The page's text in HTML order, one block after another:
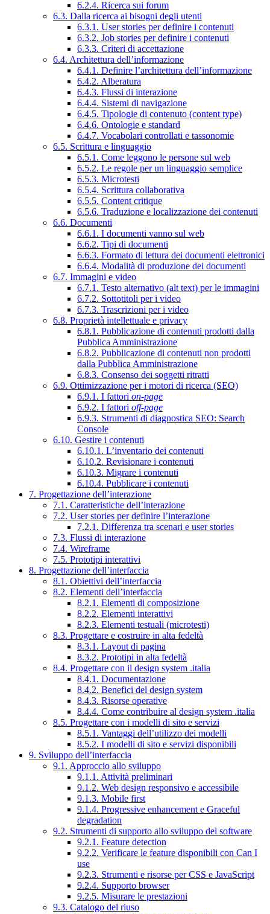
6.2.4. Ricerca sui forum
6.3. Dalla ricerca ai bisogni degli utenti
6.3.1. User stories per definire i contenuti
6.3.2. Job stories per definire i contenuti
6.3.3. Criteri di accettazione
6.4. Architettura dell’informazione
6.4.1. Definire l’architettura dell’informazione
6.4.2. Alberatura
6.4.3. Flussi di interazione
6.4.4. Sistemi di navigazione
6.4.5. Tipologie di contenuto (content type)
6.4.6. Ontologie e standard
6.4.7. Vocabolari controllati e tassonomie
6.5. Scrittura e linguaggio
6.5.1. Come leggono le persone sul web
6.5.2. Le regole per un linguaggio semplice
6.5.3. Microtesti
6.5.4. Scrittura collaborativa
6.5.5. Content critique
6.5.6. Traduzione e localizzazione dei contenuti
6.6. Documenti
6.6.1. I documenti vanno sul web
6.6.2. Tipi di documenti
6.6.3. Formato di lettura dei documenti elettronici
6.6.4. Modalità di produzione dei documenti
6.7. Immagini e video
6.7.1. Testo alternativo (alt text) per le immagini
6.7.2. Sottotitoli per i video
6.7.3. Trascrizioni per i video
6.8. Proprietà intellettuale e privacy
6.8.1. Pubblicazione di contenuti prodotti dalla
Pubblica Amministrazione
6.8.2. Pubblicazione di contenuti non prodotti
dalla Pubblica Amministrazione
6.8.3. Consenso dei soggetti ritratti
6.9. Ottimizzazione per i motori di ricerca (SEO)
6.9.1. I fattori on-page
6.9.2. I fattori off-page
6.9.3. Strumenti di diagnostica SEO: Search
Console
6.10. Gestire i contenuti
6.10.1. L’inventario dei contenuti
6.10.2. Revisionare i contenuti
6.10.3. Migrare i contenuti
6.10.4. Pubblicare i contenuti
7. Progettazione dell’interazione
7.1. Caratteristiche dell’interazione
7.2. User stories per definire l’interazione
7.2.1. Differenza tra scenari e user stories
7.3. Flussi di interazione
7.4. Wireframe
7.5. Prototipi interattivi
8. Progettazione dell’interfaccia
8.1. Obiettivi dell’interfaccia
8.2. Elementi dell’interfaccia
8.2.1. Elementi di composizione
8.2.2. Elementi interattivi
8.2.3. Elementi testuali (microtesti)
8.3. Progettare e costruire in alta fedeltà
8.3.1. Layout di pagina
8.3.2. Prototipi in alta fedeltà
8.4. Progettare con il design system .italia
8.4.1. Documentazione
8.4.2. Benefici del design system
8.4.3. Risorse operative
8.4.4. Come contribuire al design system .italia
8.5. Progettare con i modelli di sito e servizi
8.5.1. Vantaggi dell’utilizzo dei modelli
8.5.2. I modelli di sito e servizi disponibili
9. Sviluppo dell’interfaccia
9.1. Approccio allo sviluppo
9.1.1. Attività preliminari
9.1.2. Web design responsivo e accessibile
9.1.3. Mobile first
9.1.4. Progressive enhancement e Graceful
degradation
9.2. Strumenti di supporto allo sviluppo del software
9.2.1. Feature detection
9.2.2. Verificare le feature disponibili con Can I
use
9.2.3. Strumenti e risorse per CSS e JavaScript
9.2.4. Supporto browser
9.2.5. Misurare le prestazioni
9.3. Catalogo del riuso